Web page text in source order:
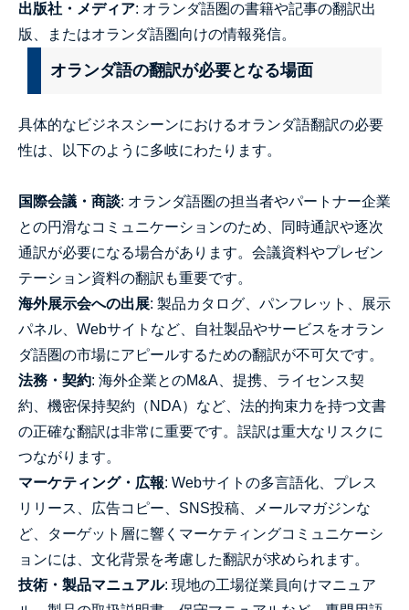
出版社・メディア: オランダ語圏の書籍や記事の翻訳出
版、またはオランダ語圏向けの情報発信。
オランダ語の翻訳が必要となる場面
具体的なビジネスシーンにおけるオランダ語翻訳の必要
性は、以下のように多岐にわたります。
国際会議・商談: オランダ語圏の担当者やパートナー企業
との円滑なコミュニケーションのため、同時通訳や逐次
通訳が必要になる場合があります。会議資料やプレゼン
テーション資料の翻訳も重要です。
海外展示会への出展: 製品カタログ、パンフレット、展示
パネル、Webサイトなど、自社製品やサービスをオラン
ダ語圏の市場にアピールするための翻訳が不可欠です。
法務・契約: 海外企業とのM&A、提携、ライセンス契
約、機密保持契約（NDA）など、法的拘束力を持つ文書
の正確な翻訳は非常に重要です。誤訳は重大なリスクに
つながります。
マーケティング・広報: Webサイトの多言語化、プレス
リリース、広告コピー、SNS投稿、メールマガジンな
ど、ターゲット層に響くマーケティングコミュニケーシ
ョンには、文化背景を考慮した翻訳が求められます。
技術・製品マニュアル: 現地の工場従業員向けマニュア